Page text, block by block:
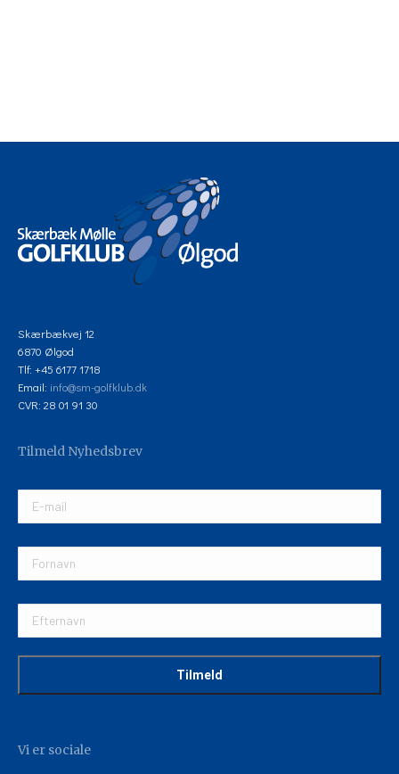
Skærbækvej 12
6870 Ølgod
Tlf: +45 6177 1718
Email: info@sm-golfklub.dk
CVR: 28 01 91 30
Tilmeld Nyhedsbrev
Vi er sociale